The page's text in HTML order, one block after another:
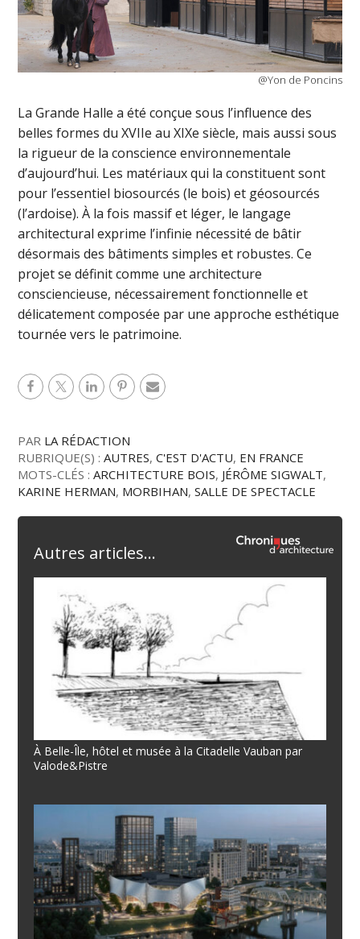
@Yon de Poncins
La Grande Halle a été conçue sous l’influence des
belles formes du XVIIe au XIXe siècle, mais aussi sous
la rigueur de la conscience environnementale
d’aujourd’hui. Les matériaux qui la constituent sont
pour l’essentiel biosourcés (le bois) et géosourcés
(l’ardoise). À la fois massif et léger, le langage
architectural exprime l’infinie nécessité de bâtir
désormais des bâtiments simples et robustes. Ce
projet se définit comme une architecture
consciencieuse, nécessairement fonctionnelle et
délicatement composée par une approche esthétique
tournée vers le patrimoine.
PAR LA RÉDACTION
RUBRIQUE(S) :AUTRES,C'EST D'ACTU, EN FRANCE
MOTS-CLÉS :ARCHITECTURE BOIS, JÉRÔME SIGWALT,
KARINE HERMAN, MORBIHAN,SALLE DE SPECTACLE
Autres articles...
À Belle-Île, hôtel et musée à la Citadelle Vauban par
Valode&Pistre